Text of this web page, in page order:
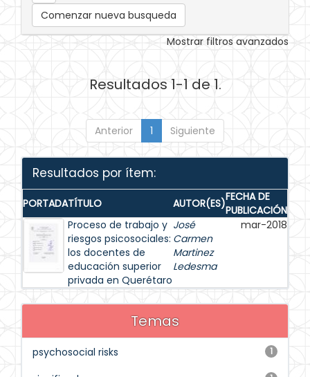
Comenzar nueva busqueda
Mostrar filtros avanzados
Resultados 1-1 de 1.
Anterior 1 Siguiente
Resultados por ítem:
PORTADATÍTULO AUTOR(ES)FECHA DE
PUBLICACIÓN
Proceso de trabajo y
riesgos psicosociales:
los docentes de
educación superior
privada en Querétaro
José
Carmen
Martinez
Ledesma
mar-2018
Temas
1
psychosocial risks